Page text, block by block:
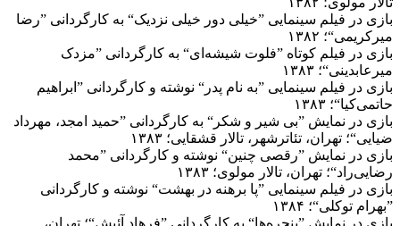
بازی در فیلم سینمایی ”خیلی دور خیلی نزدیک“ به کارگردانی ”رضا
میرکریمی“؛ ۱۳۸۲
بازی در فیلم کوتاه ”فلوت شیشه‌ای“ به کارگردانی ”مزدک
میرعابدینی“؛ ۱۳۸۳
بازی در فیلم سینمایی ”به نام پدر“ نوشته و کارگردانی ”ابراهیم
حاتمی‌کیا“؛ ۱۳۸۳
بازی در نمایش ”بی شیر و شکر“ به کارگردانی ”حمید امجد، مهرداد
ضیایی“؛ تهران، تئاترشهر، تالار قشقایی؛ ۱۳۸۳
بازی در نمایش ”رقصی چنین“ نوشته و کارگردانی ”محمد
رضایی‌راد“؛ تهران، تالار مولوی؛ ۱۳۸۳
بازی در فیلم سینمایی ”پا برهنه در بهشت“ نوشته و کارگردانی
”بهرام توکلی“؛ ۱۳۸۴
بازی در نمایش ”پنجره‌ها“ به کارگردانی ”فرهاد آئیش“؛ تهران،